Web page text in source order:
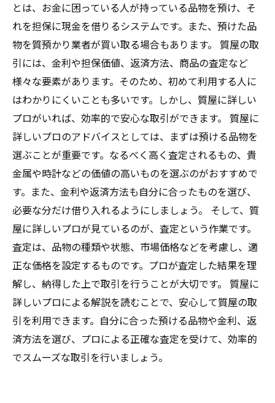
とは、お金に困っている人が持っている品物を預け、そ
れを担保に現金を借りるシステムです。また、預けた品
物を質預かり業者が買い取る場合もあります。 質屋の取
引には、金利や担保価値、返済方法、商品の査定など
様々な要素があります。そのため、初めて利用する人に
はわかりにくいことも多いです。しかし、質屋に詳しい
プロがいれば、効率的で安心な取引ができます。 質屋に
詳しいプロのアドバイスとしては、まずは預ける品物を
選ぶことが重要です。なるべく高く査定されるもの、貴
金属や時計などの価値の高いものを選ぶのがおすすめで
す。また、金利や返済方法も自分に合ったものを選び、
必要な分だけ借り入れるようにしましょう。 そして、質
屋に詳しいプロが見ているのが、査定という作業です。
査定は、品物の種類や状態、市場価格などを考慮し、適
正な価格を設定するものです。プロが査定した結果を理
解し、納得した上で取引を行うことが大切です。 質屋に
詳しいプロによる解説を読むことで、安心して質屋の取
引を利用できます。自分に合った預ける品物や金利、返
済方法を選び、プロによる正確な査定を受けて、効率的
でスムーズな取引を行いましょう。